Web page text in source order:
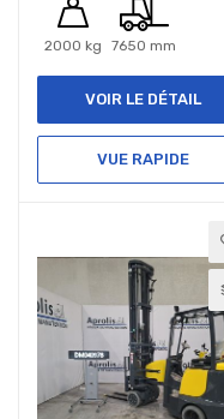
2000 kg 7650 mm
VOIR LE DÉTAIL
VUE RAPIDE